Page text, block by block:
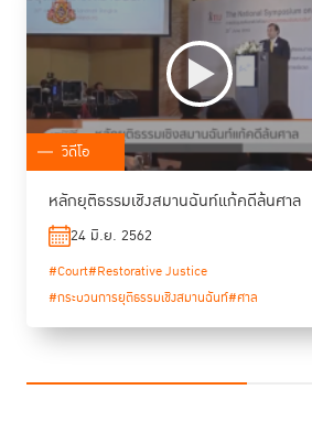
วิดีโอ
หลักยุติธรรมเชิงสมานฉันท์แก้คดีล้นศาล
24 มิ.ย. 2562
#Court#Restorative Justice
#กระบวนการยุติธรรมเชิงสมานฉันท์#ศาล